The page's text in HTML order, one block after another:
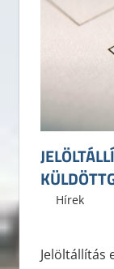
2025.
ELTE ÁJK
Hírek
Jelöltállítás